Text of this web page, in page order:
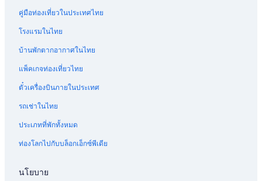
คู่มือท่องเที่ยวในประเทศไทย
โรงแรมในไทย
บ้านพักตากอากาศในไทย
แพ็คเกจท่องเที่ยวไทย
ตั๋วเครื่องบินภายในประเทศ
รถเช่าในไทย
ประเภทที่พักทั้งหมด
ท่องโลกไปกับบล็อกเอ็กซ์พีเดีย
นโยบาย